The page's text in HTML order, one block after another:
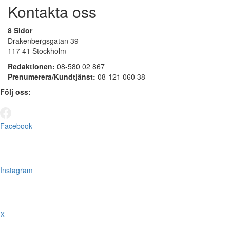
Kontakta oss
8 Sidor
Drakenbergsgatan 39
117 41 Stockholm
Redaktionen: 08-580 02 867
Prenumerera/Kundtjänst: 08-121 060 38
Följ oss:
Facebook
Instagram
X